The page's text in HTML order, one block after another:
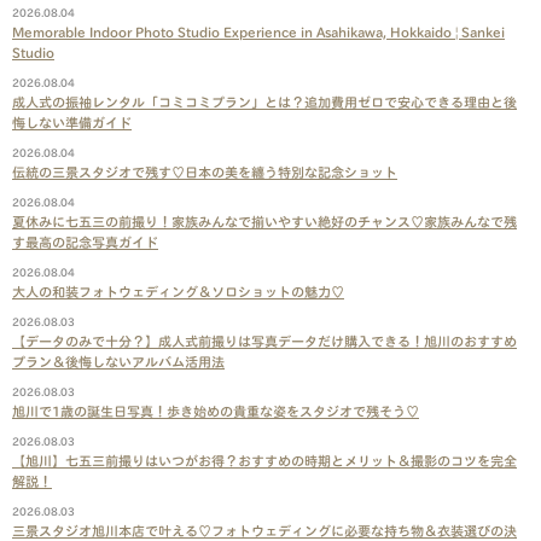
2026.08.04
Memorable Indoor Photo Studio Experience in Asahikawa, Hokkaido | Sankei
Studio
2026.08.04
成人式の振袖レンタル「コミコミプラン」とは？追加費用ゼロで安心できる理由と後
悔しない準備ガイド
2026.08.04
伝統の三景スタジオで残す♡日本の美を纏う特別な記念ショット
2026.08.04
夏休みに七五三の前撮り！家族みんなで揃いやすい絶好のチャンス♡家族みんなで残
す最高の記念写真ガイド
2026.08.04
大人の和装フォトウェディング＆ソロショットの魅力♡
2026.08.03
【データのみで十分？】成人式前撮りは写真データだけ購入できる！旭川のおすすめ
プラン＆後悔しないアルバム活用法
2026.08.03
旭川で1歳の誕生日写真！歩き始めの貴重な姿をスタジオで残そう♡
2026.08.03
【旭川】七五三前撮りはいつがお得？おすすめの時期とメリット＆撮影のコツを完全
解説！
2026.08.03
三景スタジオ旭川本店で叶える♡フォトウェディングに必要な持ち物＆衣装選びの決